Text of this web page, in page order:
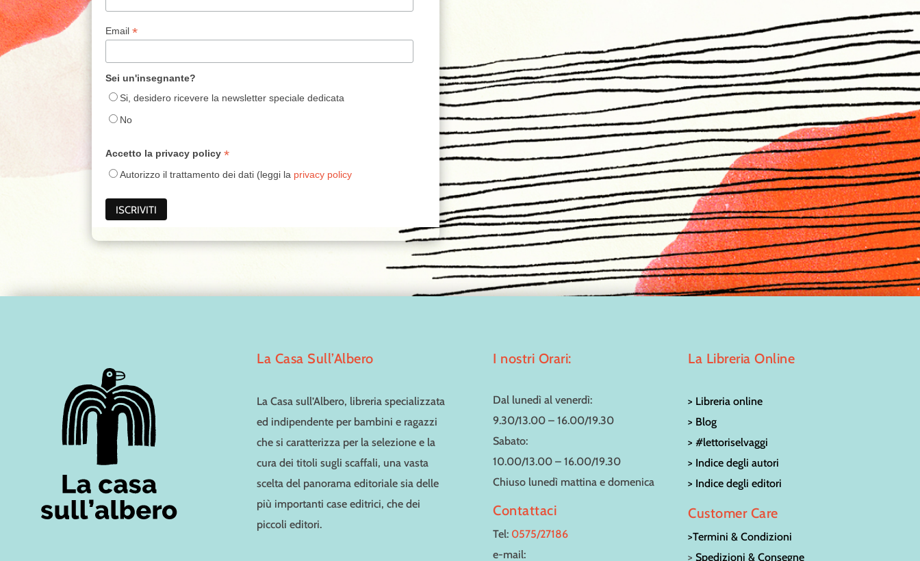
Email*
Sei un'insegnante?
Si, desidero ricevere la newsletter speciale dedicata
No
Accetto la privacy policy*
Autorizzo il trattamento dei dati (leggi la privacy policy
La Casa Sull’Albero
La Casa sull’Albero, libreria specializzata
ed indipendente per bambini e ragazzi
che si caratterizza per la selezione e la
cura dei titoli sugli scaffali, una vasta
scelta del panorama editoriale sia delle
più importanti case editrici, che dei
piccoli editori.
I nostri Orari:
Dal lunedì al venerdì:
9.30/13.00 – 16.00/19.30
Sabato:
10.00/13.00 – 16.00/19.30
Chiuso lunedì mattina e domenica
Contattaci
Tel: 0575/27186
e-mail:
La Libreria Online
> Libreria online
> Blog
> #lettoriselvaggi
> Indice degli autori
> Indice degli editori
Customer Care
>Termini & Condizioni
>Spedizioni & Consegne